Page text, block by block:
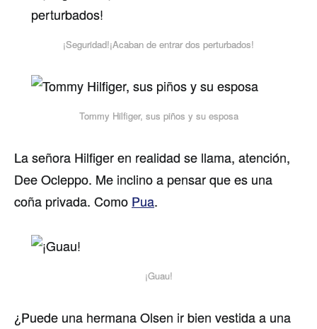
¡Seguridad!¡Acaban de entrar dos perturbados!
Tommy Hilfiger, sus piños y su esposa
La señora Hilfiger en realidad se llama, atención,
Dee Ocleppo. Me inclino a pensar que es una
coña privada. Como Pua.
¡Guau!
¿Puede una hermana Olsen ir bien vestida a una